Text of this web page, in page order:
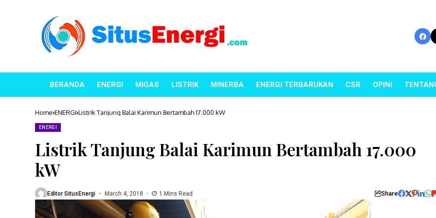
BERANDA ENERGI MIGAS LISTRIK MINERBA ENERGI TERBARUKAN CSR OPINI
Home ENERGI Listrik Tanjung Balai Karimun Bertambah 17.000 kW
ENERGI
Listrik Tanjung Balai Karimun Bertambah 17.000
kW
Editor SitusEnergi March 4, 2018 1 Mins Read Share